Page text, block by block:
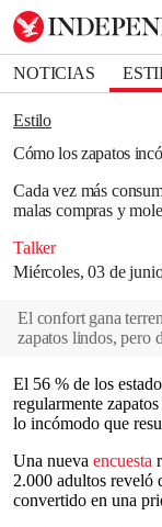
NOTICIAS
DEPORTES
Estilo
Cómo los zapatos
Cada vez más
malas compras y
Talker
Miércoles, 03 de
Bookmark
Removed from
Close popover
El confort gana
zapatos lindos, pero
El 56 % de los
regularmente
lo incómodo que
Una nueva encuesta
2.000 adultos reveló
convertido en una